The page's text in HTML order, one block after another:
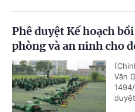
Phê duyệt Kế hoạch
phòng và an ninh cho
Văn